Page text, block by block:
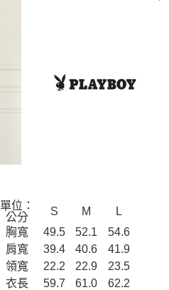
單位：
公分
S M
L
胸寬 49.5 52.1
54.6
肩寬 39.4 40.6
41.9
領寬 22.2 22.9
23.5
衣長 59.7 61.0
62.2